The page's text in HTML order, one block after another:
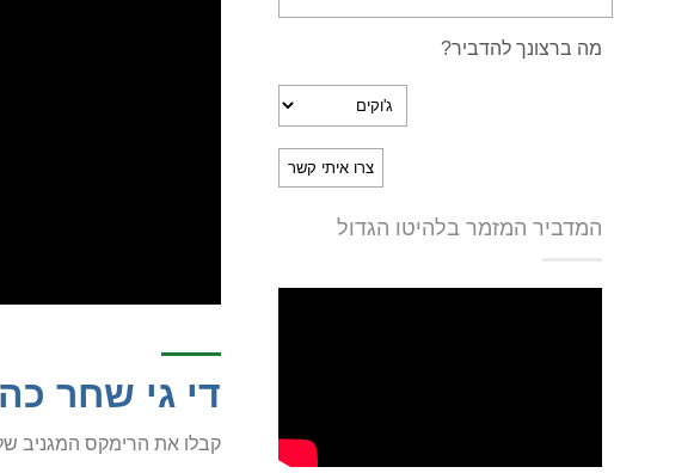
די גי שחר
קבלו את הרימקס המגניב
מה ברצונך להדביר?
המדביר המזמר בלהיטו הגדול